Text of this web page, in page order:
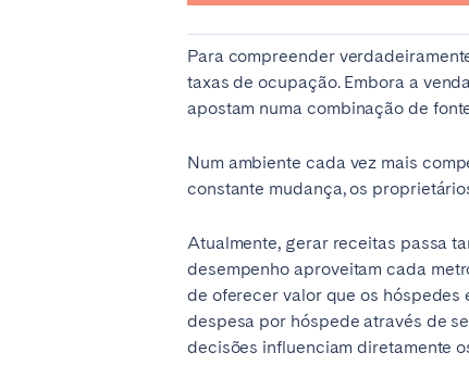
Para compreender
taxas de ocupação. Embora a
apostam numa combinação de
Num ambiente cada vez mais
constante mudança, os
Atualmente, gerar receitas passa
desempenho aproveitam cada
de oferecer valor que os hóspedes
despesa por hóspede através de
decisões influenciam diretamente
Zaragoza
ANDALUSIA
Málaga
CANARY ISLANDS
El Hierro
Lanzarote